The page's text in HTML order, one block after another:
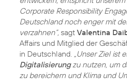
Corporate Responsibility
Deutschland noch enger mit
verzahnen“, sagt Valentina
Affairs und Mitglied der
in Deutschland. „Unser Ziel ist
Digitalisierungzu nutzen, um
zu bereichern und Klima und